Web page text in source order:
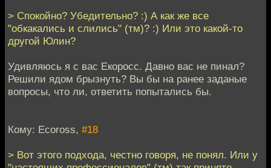
> Спокойно? Убедительно? :) А как же все
"обкакались и слились" (тм)? :) Или это какой-то
другой Юлин?
Удивляюсь я с вас Екоросс. Давно вас не пинал?
Решили ядом брызнуть? Вы бы на ранее заданые
вопросы, что ли, ответить попытались бы.
Кому: Ecoross, #18
> Вот этого подхода, честно говоря, не понял. Или у